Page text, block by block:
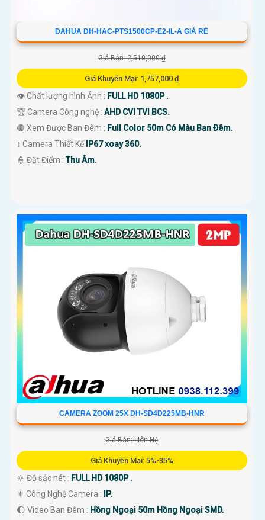
DAHUA DH-HAC-PTS1500CP-E2-IL-A GIÁ RẺ
Giá Bán: 2,510,000 ₫
Giá Khuyến Mại: 1,757,000 ₫
👁 Chất lượng hình Ảnh : FULL HD 1080P .
🏆 Camera Công nghệ : AHD CVI TVI BCS.
🔴 Xem Được Ban Đêm : Full Color 50m Có Màu Ban Ðêm.
↕️ Camera Thiết Kế IP67 xoay 360.
️👮 Đặt Điểm :Thu Âm.
CAMERA ZOOM 25X DH-SD4D225MB-HNR
Giá Bán: Liên Hệ
Giá Khuyến Mại: 5%-35%
🔆 Độ sắc nét : FULL HD 1080P .
⚜️ Công Nghệ Camera : IP.
🌔 Video Ban Đêm : Hồng Ngoại 50m Hồng Ngoại SMD.